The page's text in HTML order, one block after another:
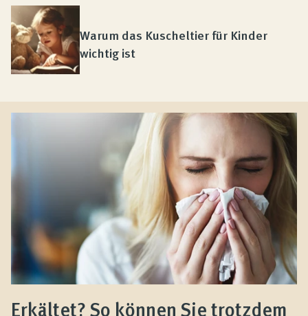
Warum das Kuscheltier für Kinder
wichtig ist
Erkältet? So können Sie trotzdem